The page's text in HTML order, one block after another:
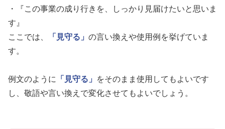
・『この事業の成り行きを、しっかり見届けたいと思いま
す』
ここでは、
「見守る」 の言い換えや使用例を挙げていま
す。
例文のように 「見守る」
をそのまま使用してもよいです
し、敬語や言い換えで変化させてもよいでしょう。